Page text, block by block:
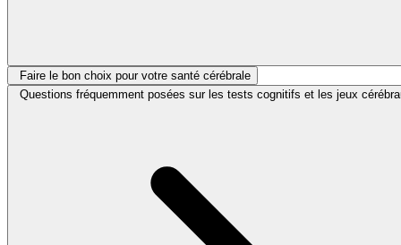
Faire le bon choix pour votre santé cérébrale
Questions fréquemment posées sur les tests cognitifs et les jeux